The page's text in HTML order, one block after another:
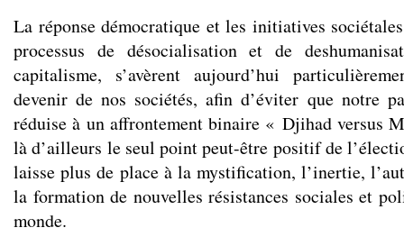
La réponse démocratique et les initiatives
processus de désocialisation et de
capitalisme, s’avèrent aujourd’hui
devenir de nos sociétés, afin d’éviter que notre
réduise à un affrontement binaire « Djihad versus
là d’ailleurs le seul point peut-être positif de
laisse plus de place à la mystification, l’inertie,
la formation de nouvelles résistances sociales et
monde.